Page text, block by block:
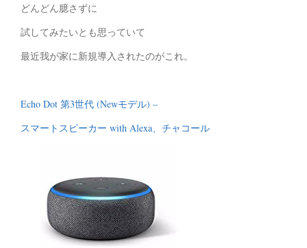
どんどん臆さずに
試してみたいとも思っていて
最近我が家に新規導入されたのがこれ。
Echo Dot 第3世代 (Newモデル) –
スマートスピーカー with Alexa、チャコール